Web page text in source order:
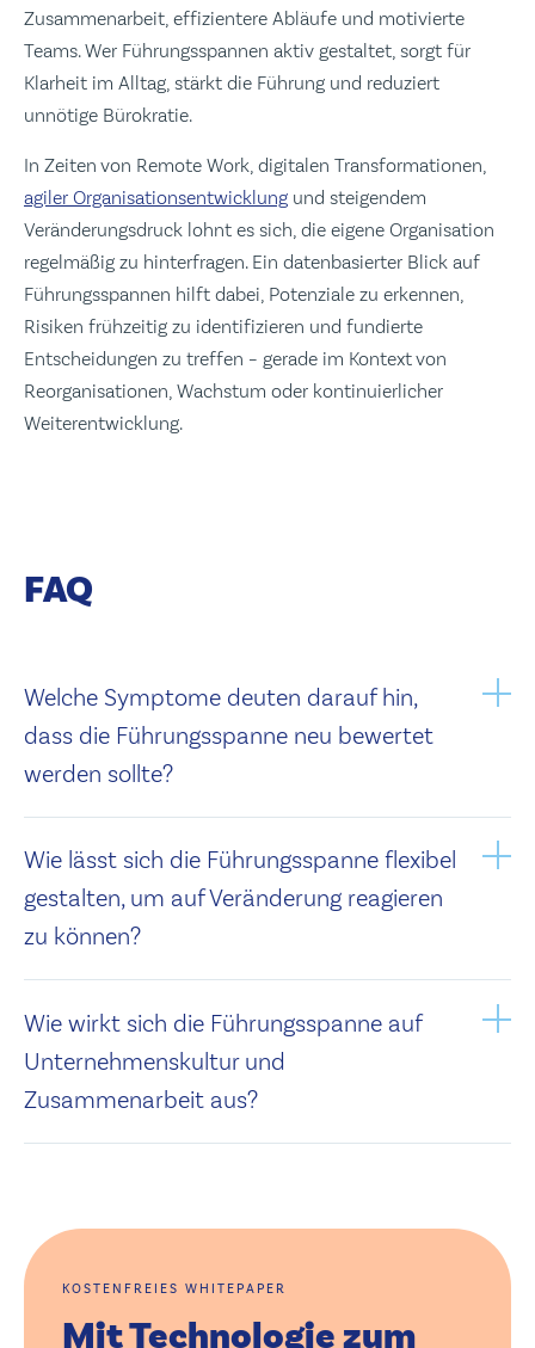
Zusammenarbeit, effizientere Abläufe und motivierte
Teams. Wer Führungsspannen aktiv gestaltet, sorgt für
Klarheit im Alltag, stärkt die Führung und reduziert
unnötige Bürokratie.
In Zeiten von Remote Work, digitalen Transformationen,
agiler Organisationsentwicklung und steigendem
Veränderungsdruck lohnt es sich, die eigene Organisation
regelmäßig zu hinterfragen. Ein datenbasierter Blick auf
Führungsspannen hilft dabei, Potenziale zu erkennen,
Risiken frühzeitig zu identifizieren und fundierte
Entscheidungen zu treffen – gerade im Kontext von
Reorganisationen, Wachstum oder kontinuierlicher
Weiterentwicklung.
FAQ
Welche Symptome deuten darauf hin,
dass die Führungsspanne neu bewertet
werden sollte?
Wie lässt sich die Führungsspanne flexibel
gestalten, um auf Veränderung reagieren
zu können?
Wie wirkt sich die Führungsspanne auf
Unternehmenskultur und
Zusammenarbeit aus?
KOSTENFREIES WHITEPAPER
Mit Technologie zum